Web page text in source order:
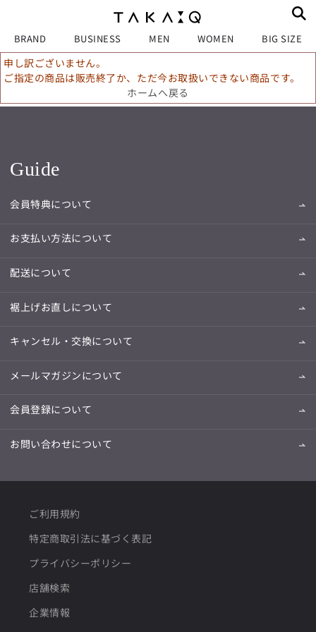
BRAND BUSINESS MEN WOMEN BIG SIZE
申し訳ございません。
ご指定の商品は販売終了か、ただ今お取扱いできない商品です。
ホームへ戻る
Guide
会員特典について
お支払い方法について
配送について
裾上げお直しについて
キャンセル・交換について
メールマガジンについて
会員登録について
お問い合わせについて
ご利用規約
特定商取引法に基づく表記
プライバシーポリシー
店舗検索
企業情報